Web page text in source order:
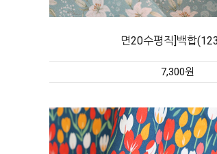
면20수평직]백합
7,300원